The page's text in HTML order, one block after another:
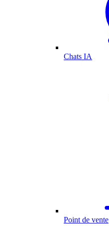
Chats IA
Point de vente